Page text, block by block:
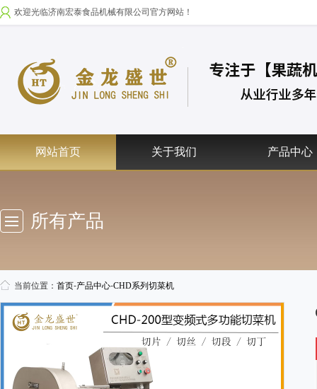
欢迎光临济南宏泰食品机械有限公司官方网站！
网站首页 关于我们 产品中心
所有产品
当前位置： 首页-产品中心-CHD系列切菜机